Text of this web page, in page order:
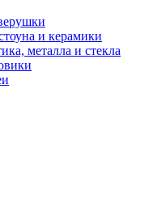
и керамики
металла и стекла